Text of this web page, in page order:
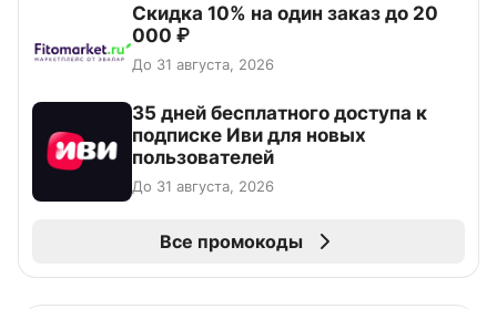
Скидка 10% на один заказ до 20
000 ₽
До 31 августа, 2026
35 дней бесплатного доступа к
подписке Иви для новых
пользователей
До 31 августа, 2026
Все промокоды